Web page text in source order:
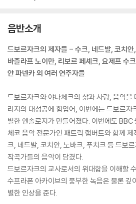
edbal, Fucik, Kocian
음반소개
드보르자크의 제자들 - 수크, 네드발, 코치안
바츨라프 노이만, 리보르 페셰크, 요제프 수
얀 파넨카 외 여러 연주자들
드보르자크와 야나체크의 삶과 사랑, 음악을
리지의 대성공에 힘입어, 이번에는 드보르자
별한 앤솔로지가 만들어졌다. 이번에도
체코 음악 전문가인 패트릭 램버트와 함께
크, 네드발, 코치안, 노바크, 푸치크 등 드보
작곡가들의 음악이 담겼다.
드보르자크의 교사로서의 위대함을 이해할
수프라폰 아카이브의 풍부한 녹음은 물론 깊
별한 인상을 준다.